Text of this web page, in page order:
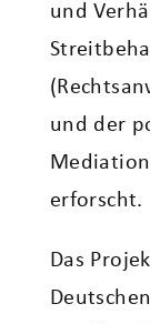
und
und der
erforscht.
Das